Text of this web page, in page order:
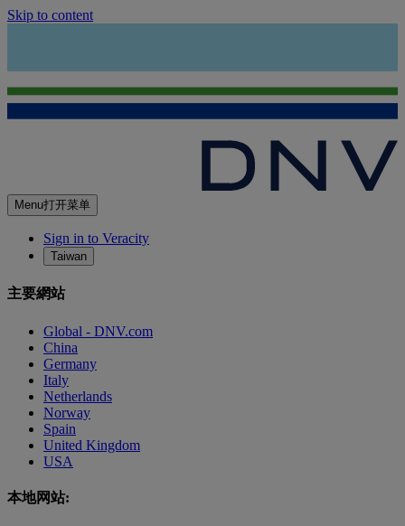
Skip to content
Menu打开菜单
Sign in to Veracity
Taiwan
主要網站
Global - DNV.com
China
Germany
Italy
Netherlands
Norway
Spain
United Kingdom
USA
本地网站: